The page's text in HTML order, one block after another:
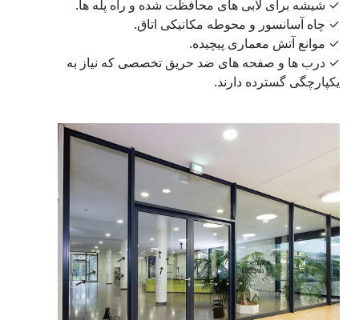
✓شیشه برای لابی های محافظت شده و راه پله ها.
✓چاه آسانسور و محوطه مکانیکی اتاق.
✓موانع آتش معماری پیچیده.
✓درب ها و صفحه های ضد حریق تخصصی که نیاز به
یکپارچگی گسترده دارند.